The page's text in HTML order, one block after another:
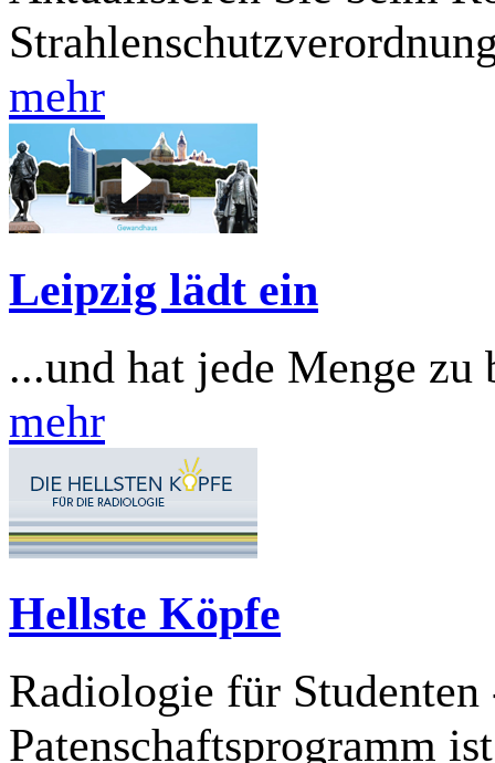
mehr
Leipzig lädt ein
...und hat jede Menge
mehr
Hellste Köpfe
Radiologie für
Patenschaftsprogramm